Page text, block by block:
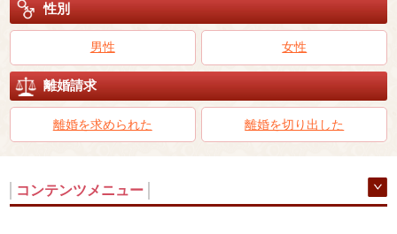
性別
男性 女性
離婚請求
離婚を求められた 離婚を切り出した
コンテンツメニュー